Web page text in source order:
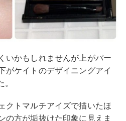
いかもしれませんが上がパー
がケイトのデザイニングアイ
クトマルチアイズで描いたほ
の方が垢抜けた印象に見えま